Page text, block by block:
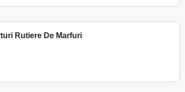
Rutiere De Marfuri